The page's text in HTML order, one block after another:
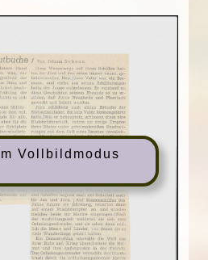
Vollbildmodus